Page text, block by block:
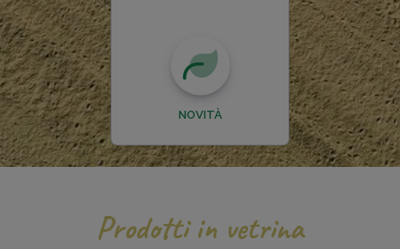
NOVITÀ
Prodotti in vetrina